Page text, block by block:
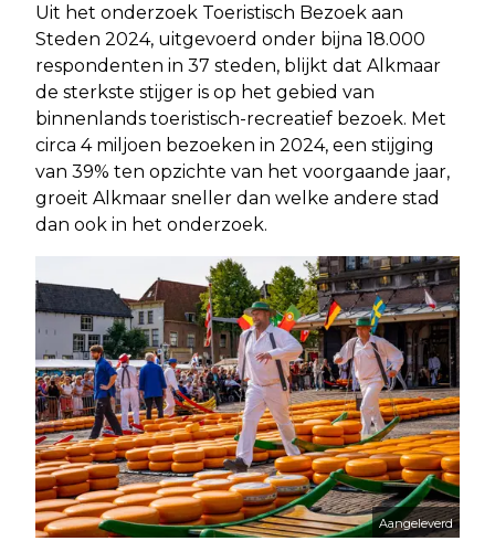
Uit het onderzoek Toeristisch Bezoek aan
Steden 2024, uitgevoerd onder bijna 18.000
respondenten in 37 steden, blijkt dat Alkmaar
de sterkste stijger is op het gebied van
binnenlands toeristisch-recreatief bezoek. Met
circa 4 miljoen bezoeken in 2024, een stijging
van 39% ten opzichte van het voorgaande jaar,
groeit Alkmaar sneller dan welke andere stad
dan ook in het onderzoek.
Aangeleverd